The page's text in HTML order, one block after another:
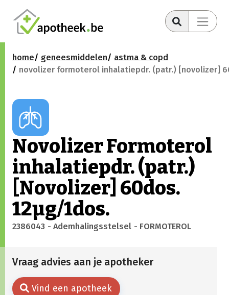
home geneesmiddelen
astma & copd
novolizer formoterol inhalatiepdr. (patr.) [novolizer]
Novolizer Formoterol
inhalatiepdr. (patr.)
[Novolizer] 60dos.
12µg/1dos.
2386043 - Ademhalingsstelsel - FORMOTEROL
Vraag advies aan je apotheker
Vind een apotheek